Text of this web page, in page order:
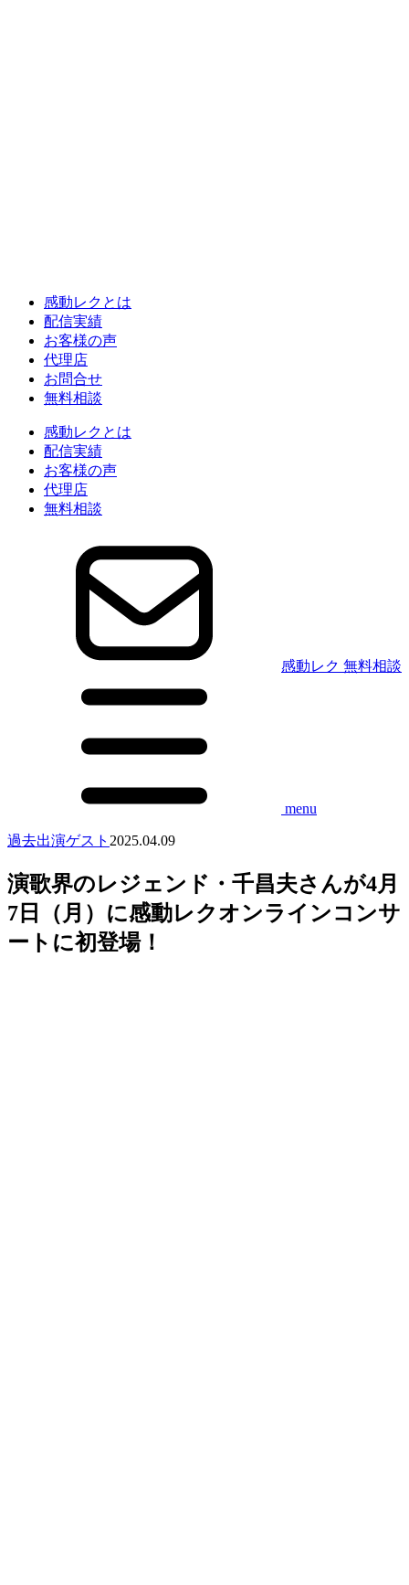
感動レクとは
配信実績
お客様の声
代理店
お問合せ
無料相談
感動レクとは
配信実績
お客様の声
代理店
無料相談
感動レク 無料相談
menu
過去出演ゲスト 2025.04.09
演歌界のレジェンド・千昌夫さんが4月
7日（月）に感動レクオンラインコンサ
ートに初登場！